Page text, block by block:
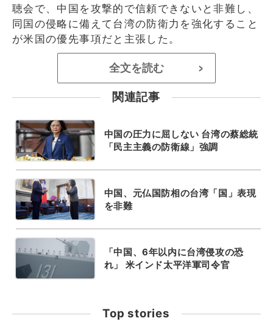
聴会で、中国を攻撃的で信頼できないと非難し、
同国の侵略に備えて台湾の防衛力を強化すること
が米国の優先事項だと主張した。
全文を読む >
関連記事
中国の圧力に屈しない 台湾の蔡総統
「民主主義の防衛線」強調
中国、元仏国防相の台湾「国」表現
を非難
「中国、6年以内に台湾侵攻の恐
れ」 米インド太平洋軍司令官
Top stories